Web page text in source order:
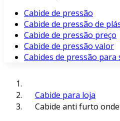
Cabide de pressão
Cabide de pressão de
Cabide de pressão preço
Cabide de pressão valor
Cabides de pressão para
Cabide para loja
Cabide anti furto